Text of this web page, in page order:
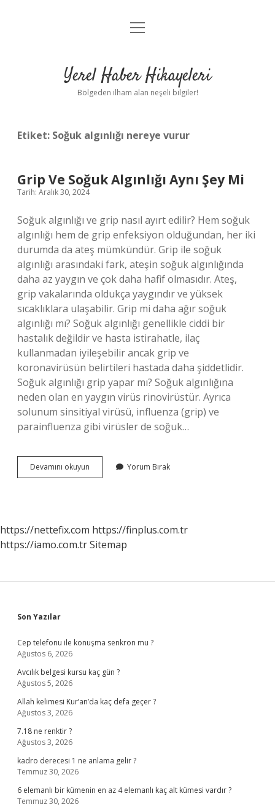
Anasayfa
Yasal Uyarı
menüyü
Yerel Haber Hikayeleri
Bölgeden ilham alan neşeli bilgiler!
Etiket: Soğuk algınlığı nereye vurur
Grip Ve Soğuk Algınlığı Aynı Şey Mi
Tarih: Aralık 30, 2024
Soğuk algınlığı ve grip nasıl ayırt edilir? Hem soğuk
algınlığı hem de grip enfeksiyon olduğundan, her iki
durumda da ateş mümkündür. Grip ile soğuk
algınlığı arasındaki fark, ateşin soğuk algınlığında
daha az yaygın ve çok daha hafif olmasıdır. Ateş,
grip vakalarında oldukça yaygındır ve yüksek
sıcaklıklara ulaşabilir. Grip mi daha ağır soğuk
algınlığı mı? Soğuk algınlığı genellikle ciddi bir
hastalık değildir ve hasta istirahatle, ilaç
kullanmadan iyileşebilir ancak grip ve
koronavirüsün belirtileri hastada daha şiddetlidir.
Soğuk algınlığı grip yapar mı? Soğuk algınlığına
neden olan en yaygın virüs rinovirüstür. Ayrıca
solunum sinsitiyal virüsü, influenza (grip) ve
parainfluenza gibi virüsler de soğuk…
Devamını okuyun
Ve
Mi
Yorum Bırak
https://nettefix.com https://finplus.com.tr
https://iamo.com.trSitemap
Sidebar
Son Yazılar
Cep telefonu ile konuşma senkron mu ?
Ağustos 6, 2026
Avcılık belgesi kursu kaç gün ?
Ağustos 5, 2026
Allah kelimesi Kur’an’da kaç defa geçer ?
Ağustos 3, 2026
7.18 ne renktir ?
Ağustos 3, 2026
kadro derecesi 1 ne anlama gelir ?
Temmuz 30, 2026
6 elemanlı bir kümenin en az 4 elemanlı kaç alt kümesi vardır ?
Temmuz 30, 2026